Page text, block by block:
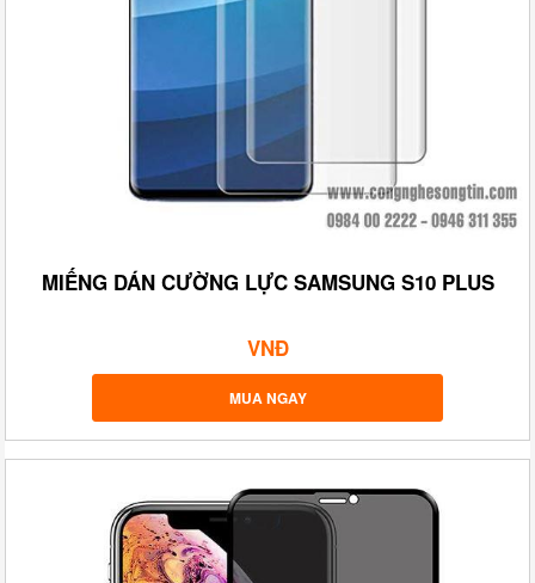
MIẾNG DÁN CƯỜNG LỰC SAMSUNG S10 PLUS
VNĐ
MUA NGAY